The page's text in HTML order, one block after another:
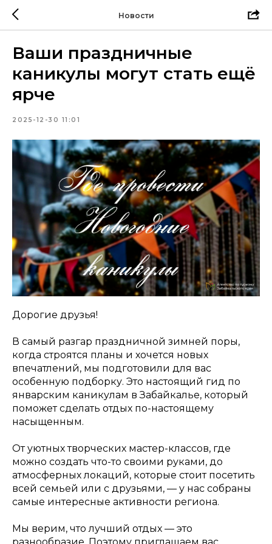
Новости
Ваши праздничные
каникулы могут стать ещё
ярче
2025-12-30 11:01
Дорогие друзья!
В самый разгар праздничной зимней поры,
когда строятся планы и хочется новых
впечатлений, мы подготовили для вас
особенную подборку. Это настоящий гид по
январским каникулам в Забайкалье, который
поможет сделать отдых по-настоящему
насыщенным.
От уютных творческих мастер-классов, где
можно создать что-то своими руками, до
атмосферных локаций, которые стоит посетить
всей семьей или с друзьями, — у нас собраны
самые интересные активности региона.
Мы верим, что лучший отдых — это